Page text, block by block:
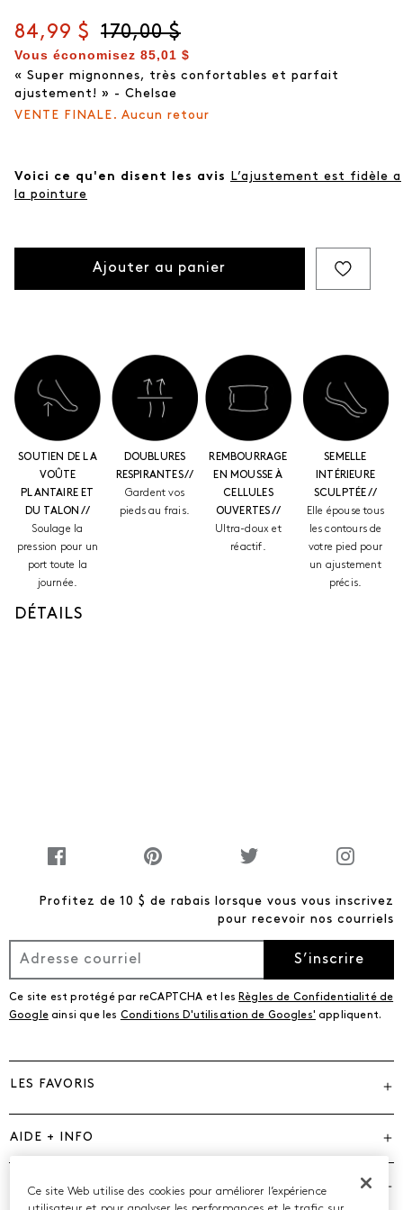
Prix actuel
84,99 $ Prix d'origine
170,00 $
Vous économisez 85,01 $
« Super mignonnes, très confortables et parfait
ajustement! » - Chelsae
VENTE FINALE. Aucun retour
Voici ce qu'en disent les avis
L’ajustement est fidèle a
la pointure
Ajouter au panier
SOUTIEN DE LA
VOÛTE
PLANTAIRE ET
DU TALON //
Soulage la
pression pour un
port toute la
journée.
DOUBLURES
RESPIRANTES //
Gardent vos
pieds au frais.
REMBOURRAGE
EN MOUSSE À
CELLULES
OUVERTES //
Ultra-doux et
réactif.
SEMELLE
INTÉRIEURE
SCULPTÉE //
Elle épouse tous
les contours de
votre pied pour
un ajustement
précis.
DÉTAILS
Profitez de 10 $ de rabais lorsque vous vous inscrivez
pour recevoir nos courriels
S’inscrire
Ce site est protégé par reCAPTCHA et les Règles de Confidentialité de
Googleainsi que les Conditions D'utilisation de Googles' appliquent.
LES FAVORIS
AIDE + INFO
MARQUES
Ce site Web utilise des cookies pour améliorer l’expérience